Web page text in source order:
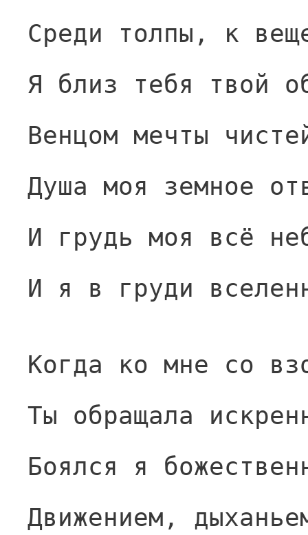
Среди толпы, к
Я близ тебя твой
Венцом мечты
Душа моя земное
И грудь моя всё
И я в груди
Когда ко мне со
Ты обращала
Боялся я
Движением,